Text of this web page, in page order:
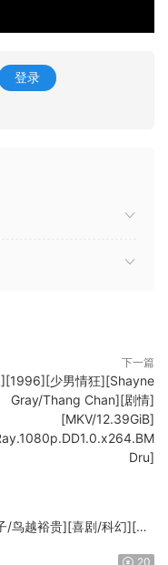
登录
下一篇
少男情狂][Shayne
Gray/Thang Chan][剧情]
[MKV/12.39GiB]
Dru]
鸟越裕贵][喜剧/科幻][中
20